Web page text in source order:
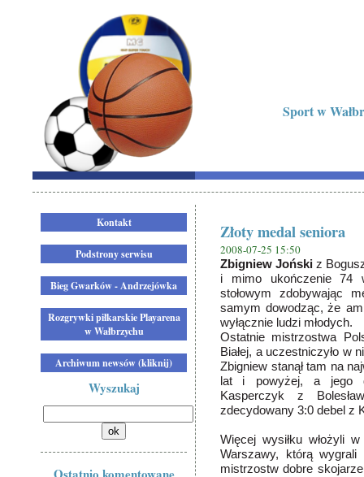
Sport w
Kontakt
Podstrony serwisu
Bieg Gwarków - Andrzejówka
Rozgrywki piłkarskie Playarena
w Wałbrzychu
Archiwum newsów (kliknij)
Wyszukaj
Złoty medal seniora
2008-07-25 15:50
Zbigniew Joński z
i mimo ukończenie 74
stołowym zdobywając
samym dowodząc, że
wyłącznie ludzi młodych.
Ostatnie mistrzostwa
Białej, a uczestniczyło w
Zbigniew stanął tam na
lat
i powyżej, a jego
Kasperczyk z
zdecydowany 3:0 debel z
Więcej wysiłku włożyli
Warszawy, którą
mistrzostw dobre